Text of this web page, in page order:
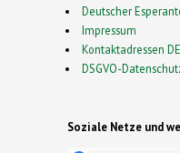
Deutscher
Impressum
Kontaktadressen
DSGVO-
Soziale Netze und